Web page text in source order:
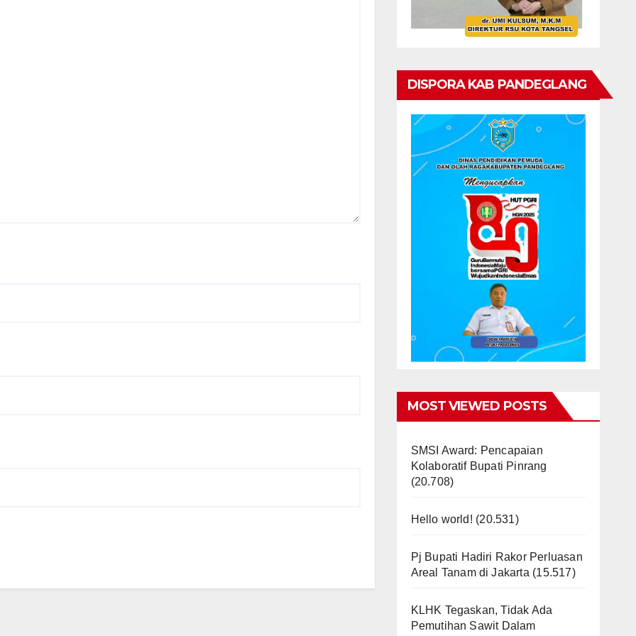
DISPORA KAB PANDEGLANG
MOST VIEWED POSTS
SMSI Award: Pencapaian
Kolaboratif Bupati Pinrang
(20.708)
Hello world! (20.531)
Pj Bupati Hadiri Rakor Perluasan
Areal Tanam di Jakarta (15.517)
KLHK Tegaskan, Tidak Ada
Pemutihan Sawit Dalam